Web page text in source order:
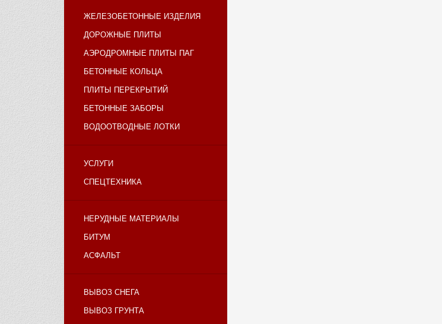
ЖЕЛЕЗОБЕТОННЫЕ ИЗДЕЛИЯ
ДОРОЖНЫЕ ПЛИТЫ
АЭРОДРОМНЫЕ ПЛИТЫ ПАГ
БЕТОННЫЕ КОЛЬЦА
ПЛИТЫ ПЕРЕКРЫТИЙ
БЕТОННЫЕ ЗАБОРЫ
ВОДООТВОДНЫЕ ЛОТКИ
УСЛУГИ
СПЕЦТЕХНИКА
НЕРУДНЫЕ МАТЕРИАЛЫ
БИТУМ
АСФАЛЬТ
ВЫВОЗ СНЕГА
ВЫВОЗ ГРУНТА